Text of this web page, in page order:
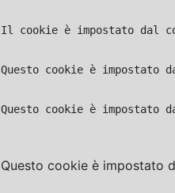
Il cookie è impostato dal
Questo cookie è impostato
Questo cookie è
Questo cookie è impostato